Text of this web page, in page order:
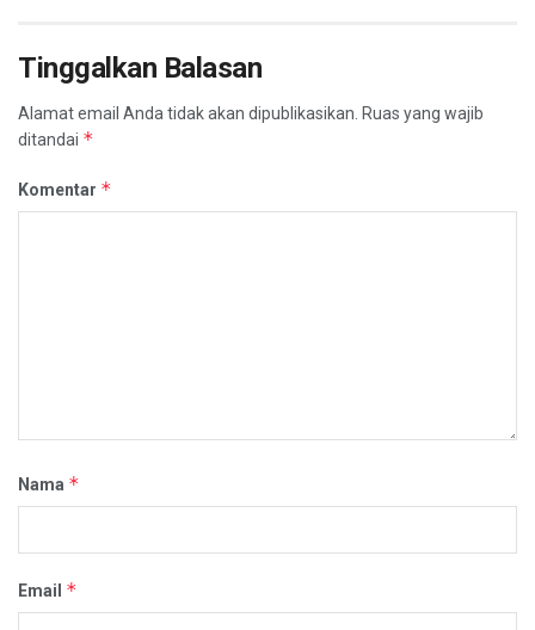
Tinggalkan Balasan
Alamat email Anda tidak akan dipublikasikan. Ruas yang wajib
ditandai *
Komentar *
Nama *
Email *